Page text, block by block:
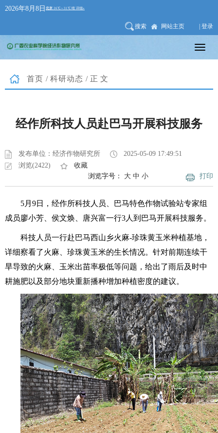
2026年8月8日
搜索 网站主页 | 登录
首页 / 科研动态 /正文
经作所科技人员赴巴马开展科技服务
发布单位：经济作物研究所
2025-05-09 17:49:51
浏览(2422)
收藏
打印
浏览字号： 大 中 小
5月9日，经作所科技人员、巴马特色作物试验站专家组
成员廖小芳、侯文焕、唐兴富一行3人到巴马开展科技服务。
科技人员一行赴巴马西山乡火麻-珍珠黄玉米种植基地，
详细察看了火麻、珍珠黄玉米的生长情况。针对前期连续干
旱导致的火麻、玉米出苗率极低等问题，给出了雨后及时中
耕施肥以及部分地块重新播种增加种植密度的建议。